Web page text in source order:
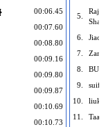
00:06.45
00:07.60
00:08.80
00:09.16
00:09.80
00:09.87
00:10.69
00:10.73
5.
6.
7.
8.
9.
10.
11.